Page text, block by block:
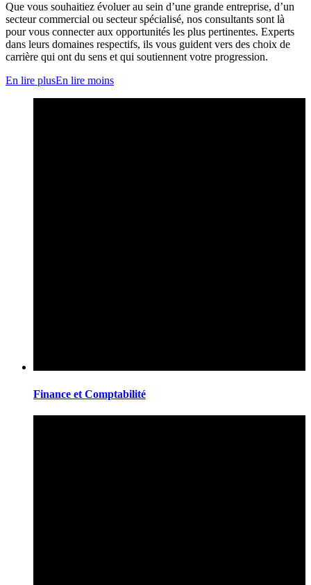
Que vous souhaitiez évoluer au sein d’une grande entreprise, d’un
secteur commercial ou secteur spécialisé, nos consultants sont là
pour vous connecter aux opportunités les plus pertinentes. Experts
dans leurs domaines respectifs, ils vous guident vers des choix de
carrière qui ont du sens et qui soutiennent votre progression.
En lire plusEn lire moins
Finance et Comptabilité